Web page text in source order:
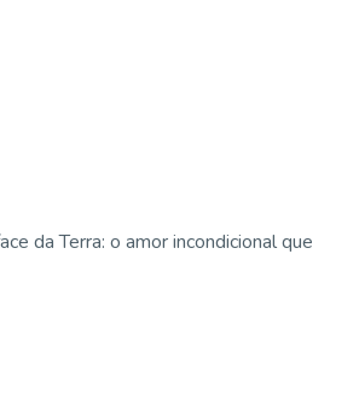
da Terra: o amor incondicional que